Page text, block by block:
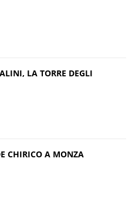
LA TORRE DEGLI
CHIRICO A MONZA